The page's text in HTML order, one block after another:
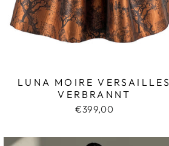
LUNA MOIRE VERSAILLES
VERBRANNT
€399,00